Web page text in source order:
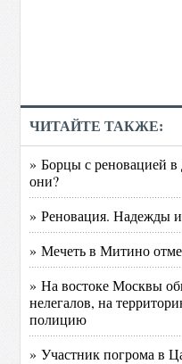
ЧИТАЙТЕ ТАКЖЕ:
» Борцы с реновацией
они?
» Реновация. Надежды и
» Мечеть в Митино
» На востоке Москвы
нелегалов, на
полицию
» Участник погрома в